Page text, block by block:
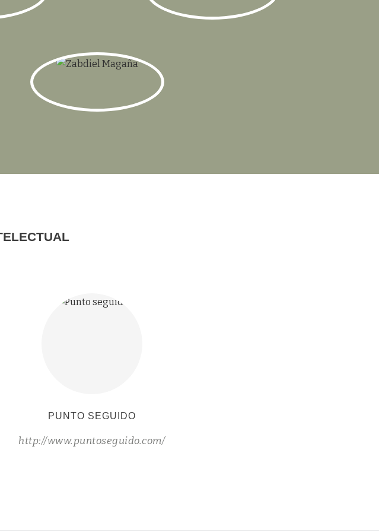
PUNTO SEGUIDO
http://www.puntoseguido.com/